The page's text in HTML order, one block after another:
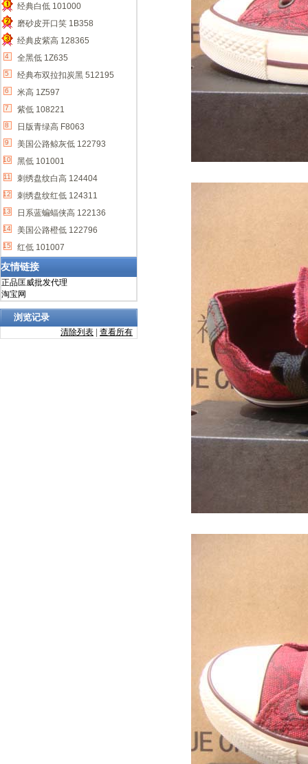
1
经典白低 101000
2
磨砂皮开口笑 1B358
经典皮紫高 128365
4 全黑低 1Z635
5 经典布双拉扣炭黑 512195
6 米高 1Z597
7 紫低 108221
8 日版青绿高 F8063
9 美国公路鲸灰低 122793
10 黑低 101001
11 刺绣盘纹白高 124404
12 刺绣盘纹红低 124311
13 日系蓝蝙蝠侠高 122136
14 美国公路橙低 122796
15 红低 101007
友情链接
正品匡威批发代理
淘宝网
浏览记录
清除列表 查看所有